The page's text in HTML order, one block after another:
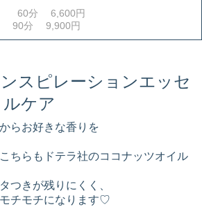
60分 6,600円
90分 9,900円
スピレーションエッセ
ケア
らお好きな香りを
ちらもドテラ社のココナッツオイル
つきが残りにくく、
チモチになります♡